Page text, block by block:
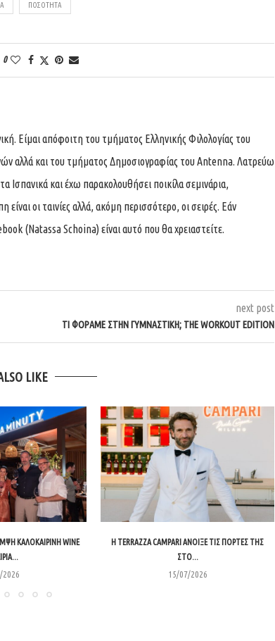
ΠΟΣΌΤΗΤΑ
0
Είμαι απόφοιτη του τμήματος Ελληνικής Φιλολογίας του
αλλά και του τμήματος Δημοσιογραφίας του Antenna. Λατρεύω
Ισπανικά και έχω παρακολουθήσει ποικίλα σεμινάρια,
οι ταινίες αλλά, ακόμη περισσότερο, οι σειρές. Εάν
(Natassa Schoina) είναι αυτό που θα χρειαστείτε.
next post
ΤΙ ΦΟΡΆΜΕ ΣΤΗΝ ΓΥΜΝΑΣΤΙΚΉ; THE WORKOUT EDITION
LIKE
ΚΑΛΟΚΑΙΡΙΝΉ WINE
2026
Η TERRAZZA CAMPARI ΆΝΟΙΞΕ ΤΙΣ ΠΌΡΤΕΣ ΤΗΣ
ΣΤΟ...
15/07/2026